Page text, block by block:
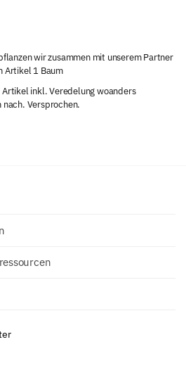
wir zusammen mit unserem Partner
Artikel 1 Baum
Artikel inkl. Veredelung woanders
nach. Versprochen.